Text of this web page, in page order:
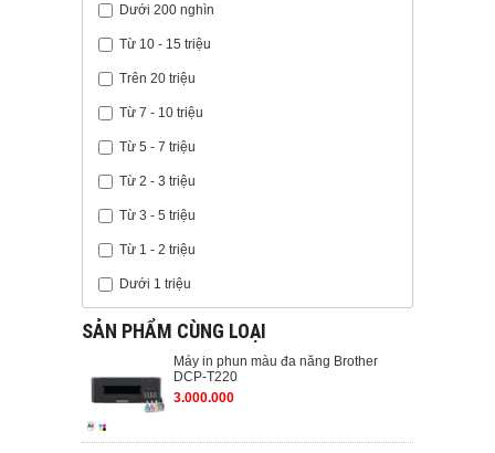
Dưới 200 nghìn
Từ 10 - 15 triệu
Trên 20 triệu
Từ 7 - 10 triệu
Từ 5 - 7 triệu
Từ 2 - 3 triệu
Từ 3 - 5 triệu
Từ 1 - 2 triệu
Dưới 1 triệu
SẢN PHẨM CÙNG LOẠI
Máy in phun màu đa năng Brother
DCP-T220
3.000.000